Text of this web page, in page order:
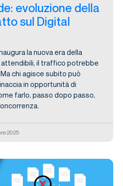
evoluzione della
sul Digital
la nuova era della
il traffico potrebbe
chi agisce subito può
in opportunità di
farlo, passo dopo passo,
2025